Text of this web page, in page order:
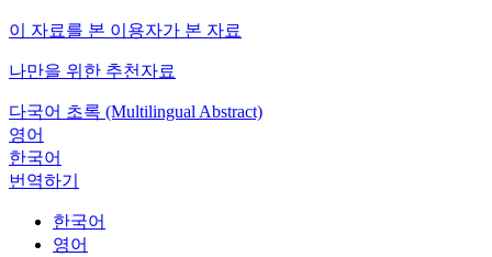
이 자료를 본 이용자가 본 자료
나만을 위한 추천자료
다국어 초록 (Multilingual Abstract)
영어
한국어
번역하기
한국어
영어